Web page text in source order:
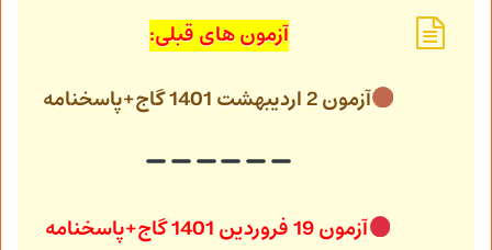
آزمون های قبلی:
آزمون 2 اردیبهشت 1401 گاج+پاسخنامه
آزمون 19 فروردین 1401 گاج+پاسخنامه